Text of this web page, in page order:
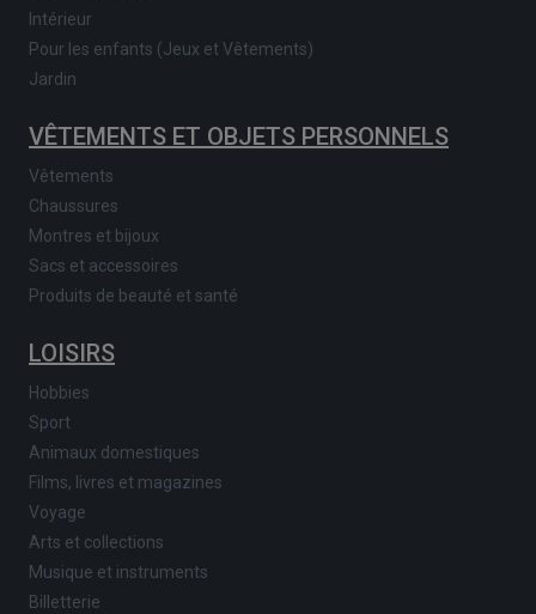
Intérieur
Pour les enfants (Jeux et Vêtements)
Jardin
VÊTEMENTS ET OBJETS PERSONNELS
Vêtements
Chaussures
Montres et bijoux
Sacs et accessoires
Produits de beauté et santé
LOISIRS
Hobbies
Sport
Animaux domestiques
Films, livres et magazines
Voyage
Arts et collections
Musique et instruments
Billetterie